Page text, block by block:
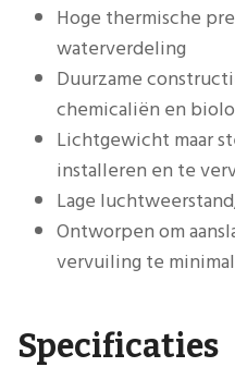
Hoge thermische
waterverdeling
Duurzame
chemicaliën en
Lichtgewicht maar
installeren en te
Lage
Ontworpen om
vervuiling te
Specificaties